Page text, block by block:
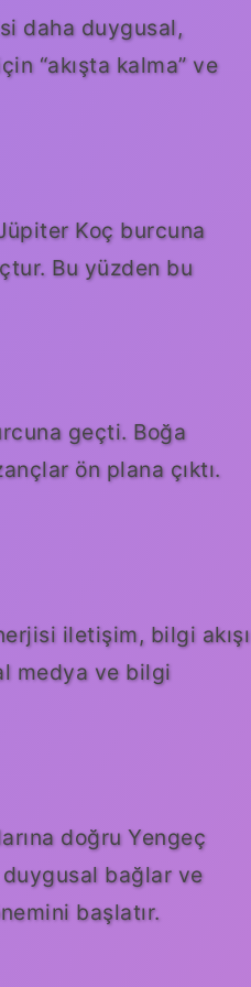
daha duygusal,
“akışta kalma” ve
Koç burcuna
Bu yüzden bu
geçti. Boğa
ön plana çıktı.
iletişim, bilgi akışı
medya ve bilgi
doğru Yengeç
bağlar ve
başlatır.